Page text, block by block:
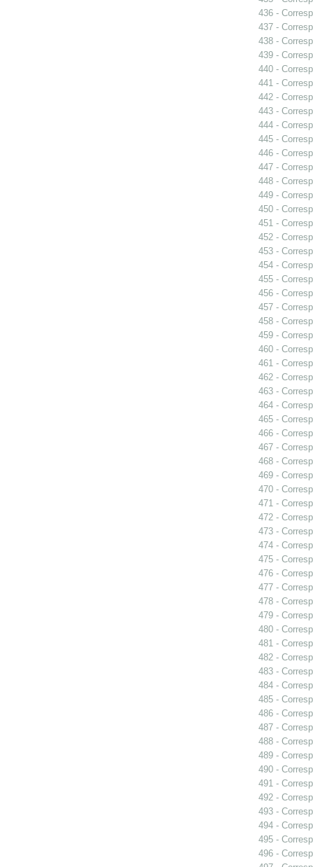
436 -
437 -
438 -
439 -
440 -
441 -
442 -
443 -
444 -
445 -
446 -
447 -
448 -
449 -
450 -
451 -
452 -
453 -
454 -
455 -
456 -
457 -
458 -
459 -
460 -
461 -
462 -
463 -
464 -
465 -
466 -
467 -
468 -
469 -
470 -
471 -
472 -
473 -
474 -
475 -
476 -
477 -
478 -
479 -
480 -
481 -
482 -
483 -
484 -
485 -
486 -
487 -
488 -
489 -
490 -
491 -
492 -
493 -
494 -
495 -
496 -